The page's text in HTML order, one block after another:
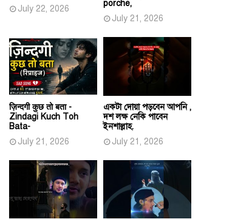
July 22, 2026
porche,
July 21, 2026
ज़िन्दगी कुछ तो बता -
Zindagi Kuch Toh
Bata-
July 21, 2026
একটা দোয়া পড়বেন আপনি ,
দশ লক্ষ নেকি পাবেন
ইনশাল্লাহ.
July 21, 2026